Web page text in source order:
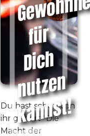
r
h
n
t!
Du hast schon von
ihr gehört "Die
Macht der